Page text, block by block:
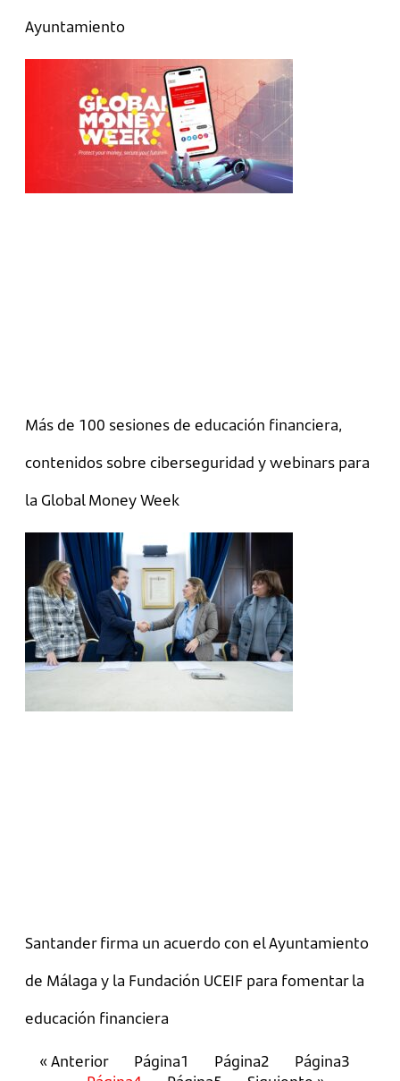
Ayuntamiento
Más de 100 sesiones de educación financiera,
contenidos sobre ciberseguridad y webinars para
la Global Money Week
Santander firma un acuerdo con el Ayuntamiento
de Málaga y la Fundación UCEIF para fomentar la
educación financiera
« Anterior Página1 Página2 Página3